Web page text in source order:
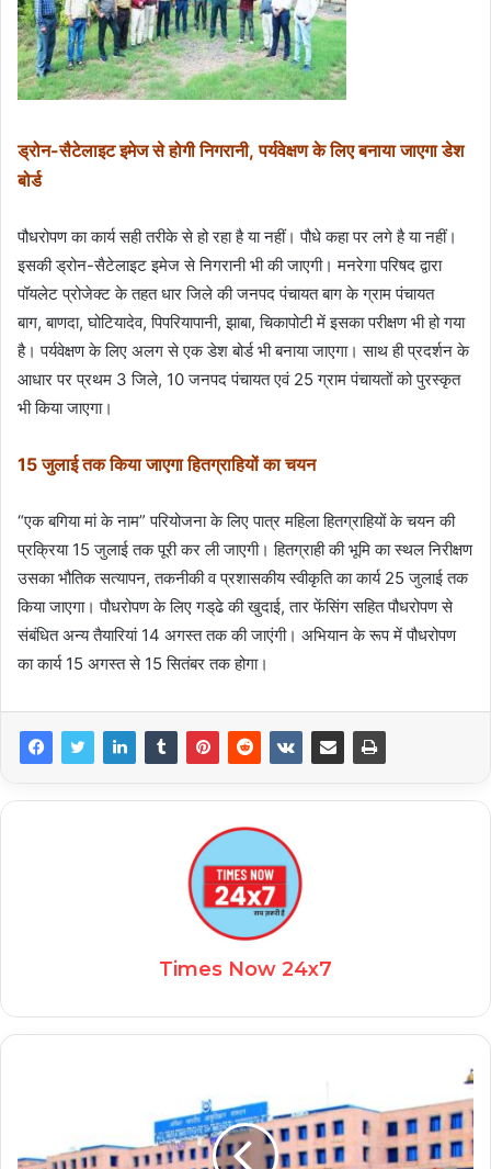
ड्रोन-सैटेलाइट इमेज से होगी निगरानी, पर्यवेक्षण के लिए बनाया जाएगा डेश
बोर्ड
पौधरोपण का कार्य सही तरीके से हो रहा है या नहीं। पौधे कहा पर लगे है या नहीं।
इसकी ड्रोन-सैटेलाइट इमेज से निगरानी भी की जाएगी। मनरेगा परिषद द्वारा
पॉयलेट प्रोजेक्ट के तहत धार जिले की जनपद पंचायत बाग के ग्राम पंचायत
बाग, बाणदा, घोटियादेव, पिपरियापानी, झाबा, चिकापोटी में इसका परीक्षण भी हो गया
है। पर्यवेक्षण के लिए अलग से एक डेश बोर्ड भी बनाया जाएगा। साथ ही प्रदर्शन के
आधार पर प्रथम 3 जिले, 10 जनपद पंचायत एवं 25 ग्राम पंचायतों को पुरस्कृत
भी किया जाएगा।
15 जुलाई तक किया जाएगा हितग्राहियों का चयन
“एक बगिया मां के नाम” परियोजना के लिए पात्र महिला हितग्राहियों के चयन की
प्रक्रिया 15 जुलाई तक पूरी कर ली जाएगी। हितग्राही की भूमि का स्थल निरीक्षण
उसका भौतिक सत्यापन, तकनीकी व प्रशासकीय स्वीकृति का कार्य 25 जुलाई तक
किया जाएगा। पौधरोपण के लिए गड्‌ढे की खुदाई, तार फेंसिंग सहित पौधरोपण से
संबंधित अन्य तैयारियां 14 अगस्त तक की जाएंगी। अभियान के रूप में पौधरोपण
का कार्य 15 अगस्त से 15 सितंबर तक होगा।
Times Now 24x7